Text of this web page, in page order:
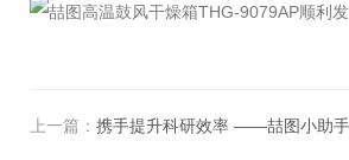
上一篇： 携手提升科研效率 ——喆图小助